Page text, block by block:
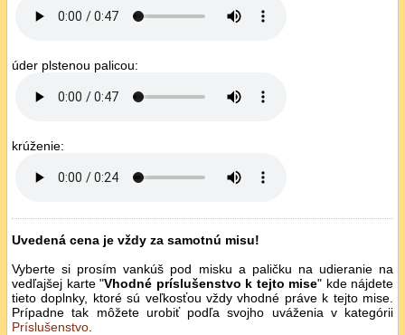
úder plstenou palicou:
krúženie:
Uvedená cena je vždy za samotnú misu!
Vyberte si prosím vankúš pod misku a paličku na udieranie na
vedľajšej karte "Vhodné príslušenstvo k tejto mise" kde nájdete
tieto doplnky, ktoré sú veľkosťou vždy vhodné práve k tejto mise.
Prípadne tak môžete urobiť podľa svojho uváženia v kategórii
Príslušenstvo